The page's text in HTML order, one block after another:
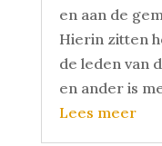
en aan de
Hierin zitten
de leden van
en ander is
Lees meer